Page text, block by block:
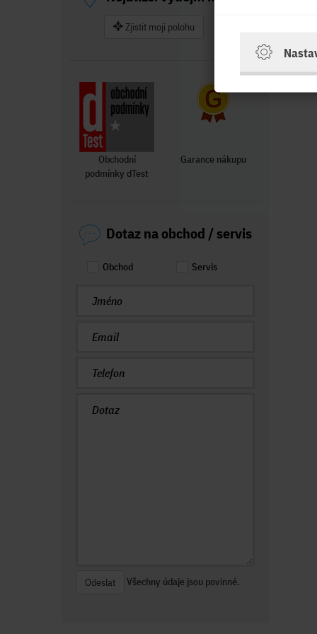
Zjistit moji polohu
Obchodní
podmínky dTest
Garance nákupu
Dotaz na obchod / servis
Obchod Servis
Odeslat Všechny údaje jsou povinné.